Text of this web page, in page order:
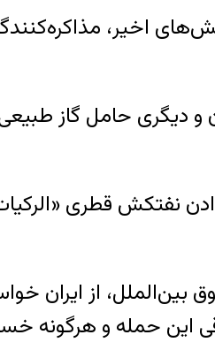
اخیر،
نفتکش قطری
از ایران
حمله و هرگونه